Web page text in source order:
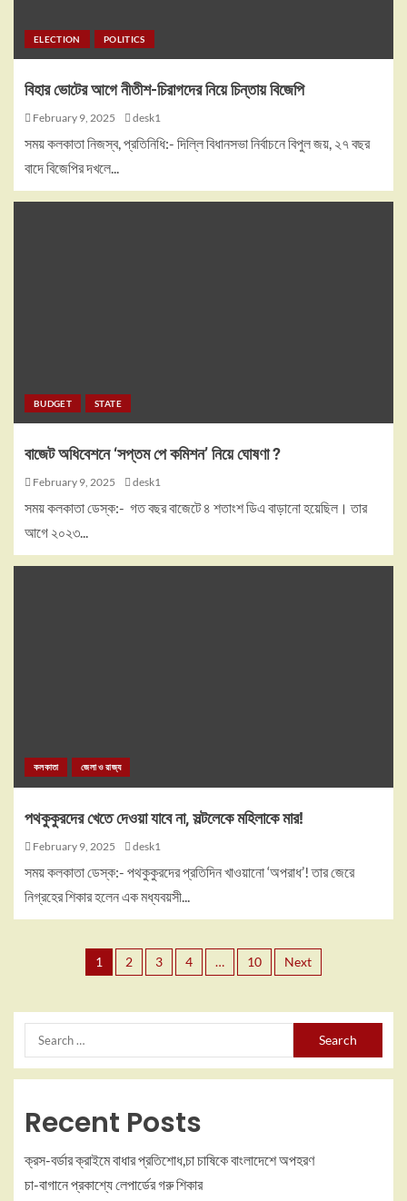
ELECTION POLITICS
বিহার ভোটের আগে নীতীশ-চিরাগদের নিয়ে চিন্তায় বিজেপি
February 9, 2025 desk1
সময় কলকাতা নিজস্ব, প্রতিনিধি:- দিল্লি বিধানসভা নির্বাচনে বিপুল জয়, ২৭ বছর
বাদে বিজেপির দখলে...
BUDGET STATE
বাজেট অধিবেশনে ‘সপ্তম পে কমিশন’ নিয়ে ঘোষণা ?
February 9, 2025 desk1
সময় কলকাতা ডেস্ক:- গত বছর বাজেটে ৪ শতাংশ ডিএ বাড়ানো হয়েছিল। তার
আগে ২০২৩...
কলকাতা জেলা ও রাজ্য
পথকুকুরদের খেতে দেওয়া যাবে না, সল্টলেকে মহিলাকে মার!
February 9, 2025 desk1
সময় কলকাতা ডেস্ক:- পথকুকুরদের প্রতিদিন খাওয়ানো ‘অপরাধ’! তার জেরে
নিগ্রহের শিকার হলেন এক মধ্যবয়সী...
1 2 3 4 … 10 Next
Recent Posts
ক্রস-বর্ডার ক্রাইমে বাধার প্রতিশোধ,চা চাষিকে বাংলাদেশে অপহরণ
চা-বাগানে প্রকাশ্যে লেপার্ডের গরু শিকার